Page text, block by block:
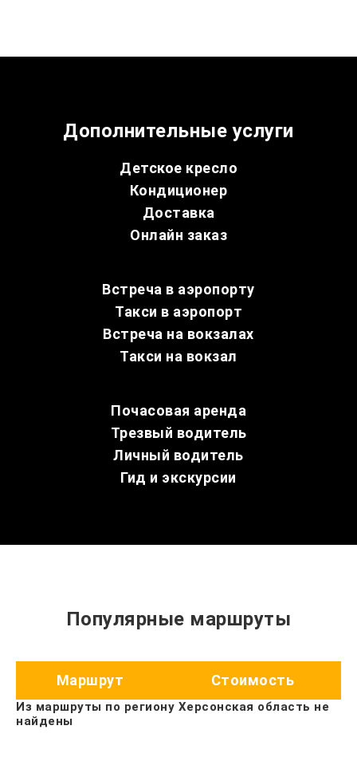
Дополнительные услуги
Детское кресло
Кондиционер
Доставка
Онлайн заказ
Встреча в аэропорту
Такси в аэропорт
Встреча на вокзалах
Такси на вокзал
Почасовая аренда
Трезвый водитель
Личный водитель
Гид и экскурсии
Популярные маршруты
Маршрут Стоимость
Из маршруты по региону Херсонская область не
найдены